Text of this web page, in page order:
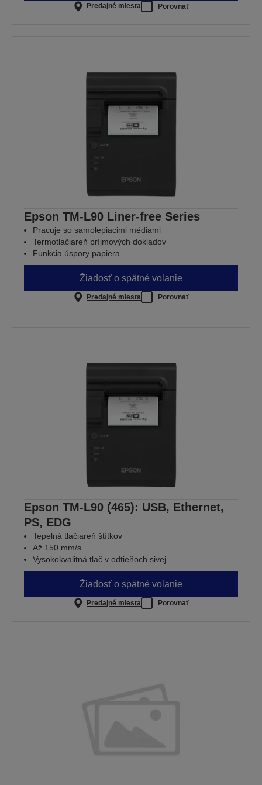
Predajné miesta Porovnať
Epson TM-L90 Liner-free Series
Pracuje so samolepiacimi médiami
Termotlačiareň príjmových dokladov
Funkcia úspory papiera
Žiadosť o spätné volanie
Predajné miesta Porovnať
Epson TM-L90 (465): USB, Ethernet,
PS, EDG
Tepelná tlačiareň štítkov
Až 150 mm/s
Vysokokvalitná tlač v odtieňoch sivej
Žiadosť o spätné volanie
Predajné miesta Porovnať